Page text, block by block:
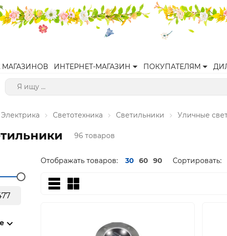
МАГАЗИНОВ ИНТЕРНЕТ-МАГАЗИН ПОКУПАТЕЛЯМ
Электрика Светотехника Светильники Уличные
96 товаров
Отображать товаров: 30 60 90 Сортировать: